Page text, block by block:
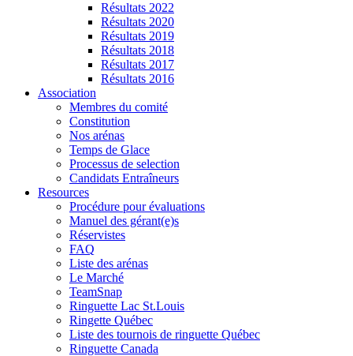
Résultats 2022
Résultats 2020
Résultats 2019
Résultats 2018
Résultats 2017
Résultats 2016
Association
Membres du comité
Constitution
Nos arénas
Temps de Glace
Processus de selection
Candidats Entraîneurs
Resources
Procédure pour évaluations
Manuel des gérant(e)s
Réservistes
FAQ
Liste des arénas
Le Marché
TeamSnap
Ringuette Lac St.Louis
Ringette Québec
Liste des tournois de ringuette Québec
Ringuette Canada